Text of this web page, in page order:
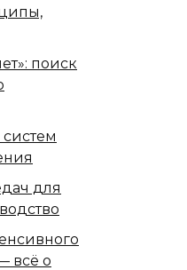
поиск
для
всё о